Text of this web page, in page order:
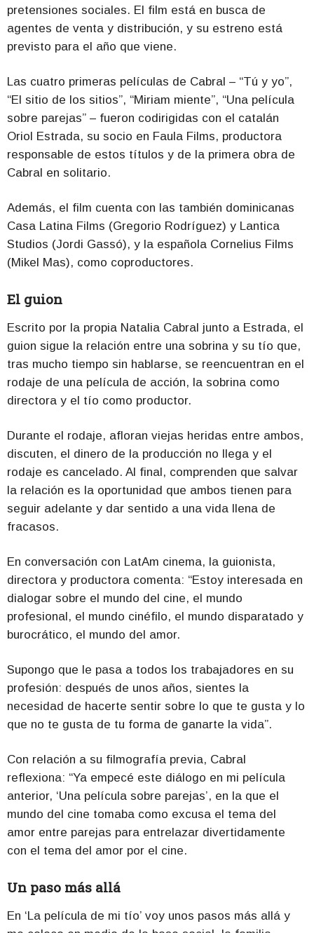
pretensiones sociales. El film está en busca de
agentes de venta y distribución, y su estreno está
previsto para el año que viene.
Las cuatro primeras películas de Cabral – “Tú y yo”,
“El sitio de los sitios”, “Miriam miente”, “Una película
sobre parejas” – fueron codirigidas con el catalán
Oriol Estrada, su socio en Faula Films, productora
responsable de estos títulos y de la primera obra de
Cabral en solitario.
Además, el film cuenta con las también dominicanas
Casa Latina Films (Gregorio Rodríguez) y Lantica
Studios (Jordi Gassó), y la española Cornelius Films
(Mikel Mas), como coproductores.
El guion
Escrito por la propia Natalia Cabral junto a Estrada, el
guion sigue la relación entre una sobrina y su tío que,
tras mucho tiempo sin hablarse, se reencuentran en el
rodaje de una película de acción, la sobrina como
directora y el tío como productor.
Durante el rodaje, afloran viejas heridas entre ambos,
discuten, el dinero de la producción no llega y el
rodaje es cancelado. Al final, comprenden que salvar
la relación es la oportunidad que ambos tienen para
seguir adelante y dar sentido a una vida llena de
fracasos.
En conversación con LatAm cinema, la guionista,
directora y productora comenta: “Estoy interesada en
dialogar sobre el mundo del cine, el mundo
profesional, el mundo cinéfilo, el mundo disparatado y
burocrático, el mundo del amor.
Supongo que le pasa a todos los trabajadores en su
profesión: después de unos años, sientes la
necesidad de hacerte sentir sobre lo que te gusta y lo
que no te gusta de tu forma de ganarte la vida”.
Con relación a su filmografía previa, Cabral
reflexiona: “Ya empecé este diálogo en mi película
anterior, ‘Una película sobre parejas’, en la que el
mundo del cine tomaba como excusa el tema del
amor entre parejas para entrelazar divertidamente
con el tema del amor por el cine.
Un paso más allá
En ‘La película de mi tío’ voy unos pasos más allá y